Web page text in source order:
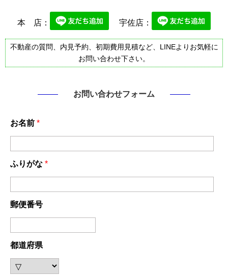
本 店： 宇佐店：
不動産の質問、内見予約、初期費用見積など、LINEよりお気軽に
お問い合わせ下さい。
お問い合わせフォーム
お名前 *
ふりがな *
郵便番号
都道府県